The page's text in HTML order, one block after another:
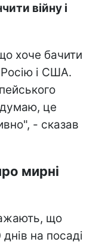
війну і
хоче бачити
і США.
це
- сказав
мирні
що
на посаді